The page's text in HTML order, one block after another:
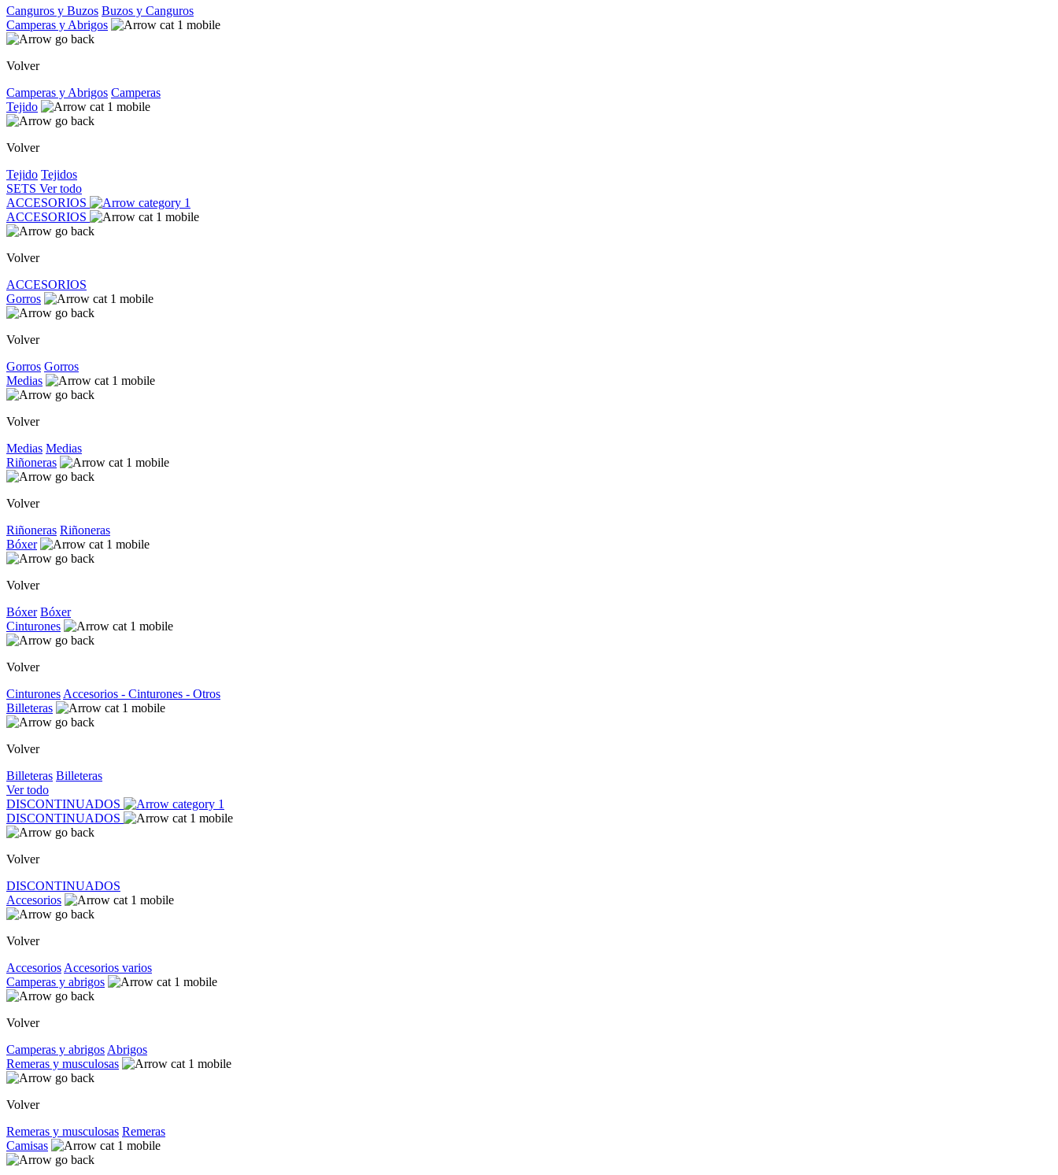
Canguros y Buzos Buzos y Canguros
Camperas y Abrigos
Volver
Camperas y Abrigos Camperas
Tejido
Volver
Tejido Tejidos
SETS Ver todo
ACCESORIOS
ACCESORIOS
Volver
ACCESORIOS
Gorros
Volver
Gorros Gorros
Medias
Volver
Medias Medias
Riñoneras
Volver
Riñoneras Riñoneras
Bóxer
Volver
Bóxer Bóxer
Cinturones
Volver
Cinturones Accesorios - Cinturones - Otros
Billeteras
Volver
Billeteras Billeteras
Ver todo
DISCONTINUADOS
DISCONTINUADOS
Volver
DISCONTINUADOS
Accesorios
Volver
Accesorios Accesorios varios
Camperas y abrigos
Volver
Camperas y abrigos Abrigos
Remeras y musculosas
Volver
Remeras y musculosas Remeras
Camisas